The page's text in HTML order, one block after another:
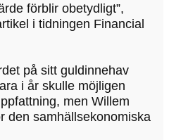
förblir obetydligt”,
i tidningen Financial
på sitt guldinnehav
i år skulle möjligen
men Willem
den samhällsekonomiska